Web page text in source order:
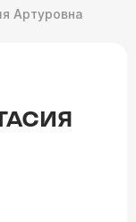
Артуровна